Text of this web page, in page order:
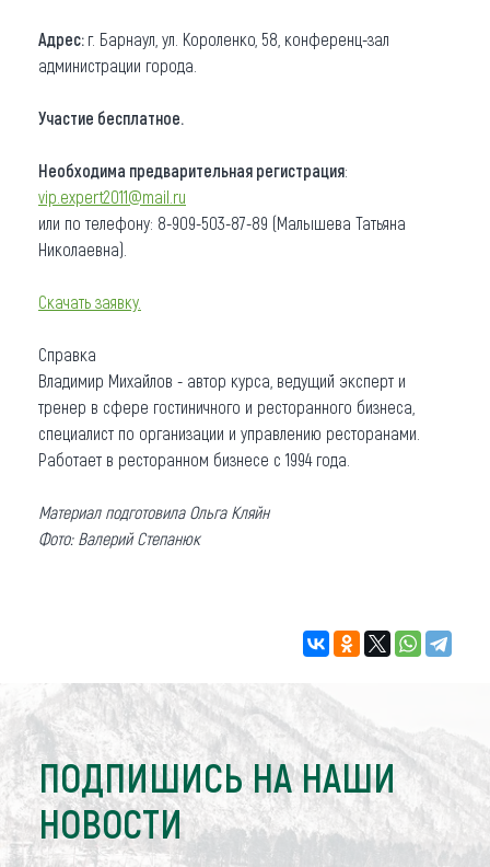
Адрес: г. Барнаул, ул. Короленко, 58, конференц-зал
администрации города.
Участие бесплатное.
Необходима предварительная регистрация:
vip.expert2011@mail.ru
или по телефону: 8-909-503-87-89 (Малышева Татьяна
Николаевна).
Скачать заявку.
Справка
Владимир Михайлов - автор курса, ведущий эксперт и
тренер в сфере гостиничного и ресторанного бизнеса,
специалист по организации и управлению ресторанами.
Работает в ресторанном бизнесе с 1994 года.
Материал подготовила Ольга Кляйн
Фото: Валерий Степанюк
ПОДПИШИСЬ НА НАШИ
НОВОСТИ